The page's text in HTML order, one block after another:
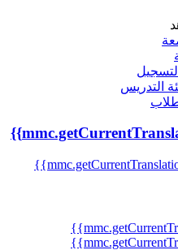
التدريس